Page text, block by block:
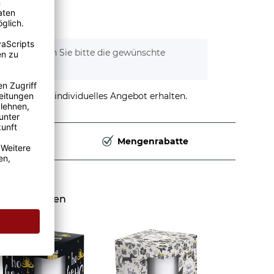
€
Wählen Sie bitte die gewünschte
stellen und individuelles Angebot erhalten.
Mengenrabatte